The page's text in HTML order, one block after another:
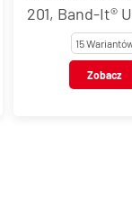
zapinką, stal
Band-It® UItra-
13
Zobacz